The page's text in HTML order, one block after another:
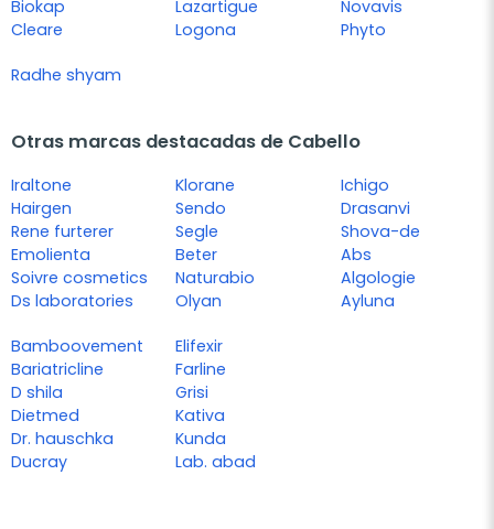
Biokap
Cleare
Lazartigue
Logona
Novavis
Phyto
Radhe shyam
Otras marcas destacadas de Cabello
Iraltone
Hairgen
Rene furterer
Emolienta
Soivre cosmetics
Ds laboratories
Klorane
Sendo
Segle
Beter
Naturabio
Olyan
Ichigo
Drasanvi
Shova-de
Abs
Algologie
Ayluna
Bamboovement
Bariatricline
D shila
Dietmed
Dr. hauschka
Ducray
Elifexir
Farline
Grisi
Kativa
Kunda
Lab. abad